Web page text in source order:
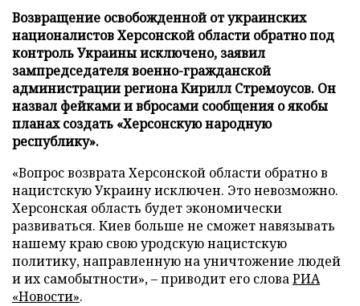
Возвращение освобожденной от украинских
националистов Херсонской области обратно под
контроль Украины исключено, заявил
зампредседателя военно-гражданской
администрации региона Кирилл Стремоусов. Он
назвал фейками и вбросами сообщения о якобы
планах создать «Херсонскую народную
республику».
«Вопрос возврата Херсонской области обратно в
нацистскую Украину исключен. Это невозможно.
Херсонская область будет экономически
развиваться. Киев больше не сможет навязывать
нашему краю свою уродскую нацистскую
политику, направленную на уничтожение людей
и их самобытности», – приводит его словаРИА
«Новости».